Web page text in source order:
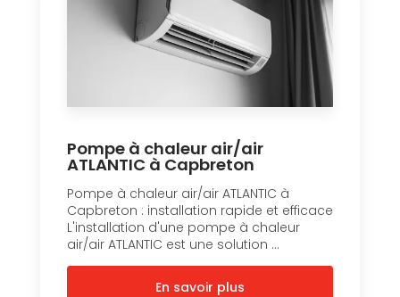
Pompe à chaleur air/air
ATLANTIC à Capbreton
Pompe à chaleur air/air ATLANTIC à
Capbreton : installation rapide et efficace
L'installation d'une pompe à chaleur
air/air ATLANTIC est une solution ...
En savoir plus